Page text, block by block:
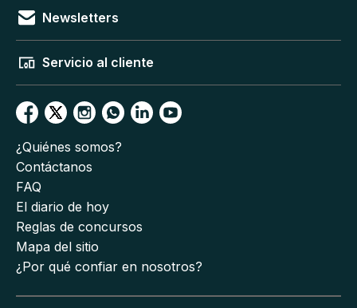
Newsletters
Servicio al cliente
¿Quiénes somos?
Contáctanos
FAQ
El diario de hoy
Reglas de concursos
Mapa del sitio
¿Por qué confiar en nosotros?